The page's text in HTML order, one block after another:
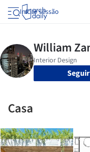
Iniciar sessão
Seguir
Casa